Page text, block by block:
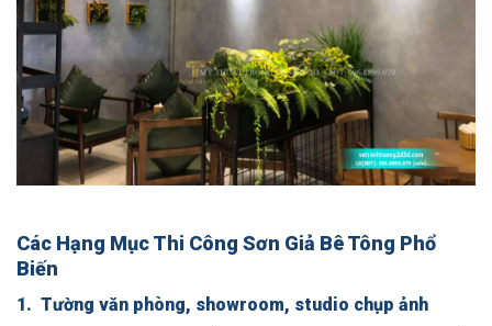
Các Hạng Mục Thi Công Sơn Giả Bê Tông Phổ
Biến
1. Tường văn phòng, showroom, studio chụp ảnh